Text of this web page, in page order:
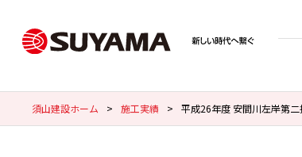
須山建設ホーム > 施工実績 > 平成26年度 安間川左岸第